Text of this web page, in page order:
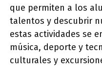
que permiten a los
talentos y descubrir
estas actividades se
música, deporte y
culturales y